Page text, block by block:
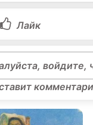
Лайк
войдите,